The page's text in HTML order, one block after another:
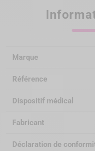
Marque
Référence
Dispositif médical
Fabricant
Déclaration de